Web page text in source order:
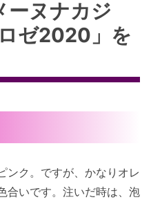
ーヌナカジ
ゼ2020」を
ンク。ですが、かなりオレ
合いです。注いだ時は、泡